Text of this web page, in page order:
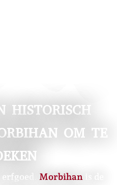
HISTORISCH
OM TE
Morbihan